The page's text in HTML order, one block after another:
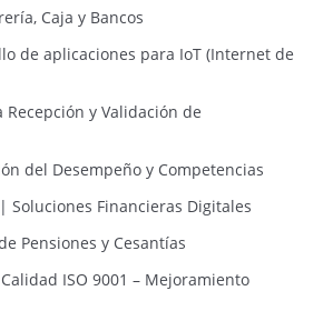
Caja y Bancos
de aplicaciones para IoT (Internet de
Recepción y Validación de
del Desempeño y Competencias
Soluciones Financieras Digitales
Pensiones y Cesantías
ISO 9001 – Mejoramiento